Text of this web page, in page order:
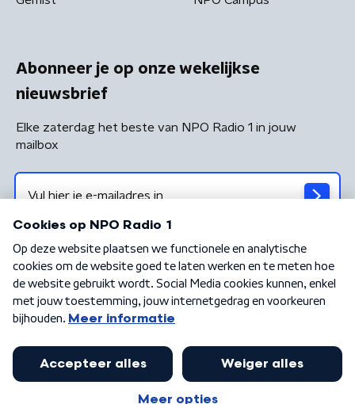
Abonneer je op onze wekelijkse
nieuwsbrief
Elke zaterdag het beste van NPO Radio 1 in jouw
mailbox
Algemene voorwaarden